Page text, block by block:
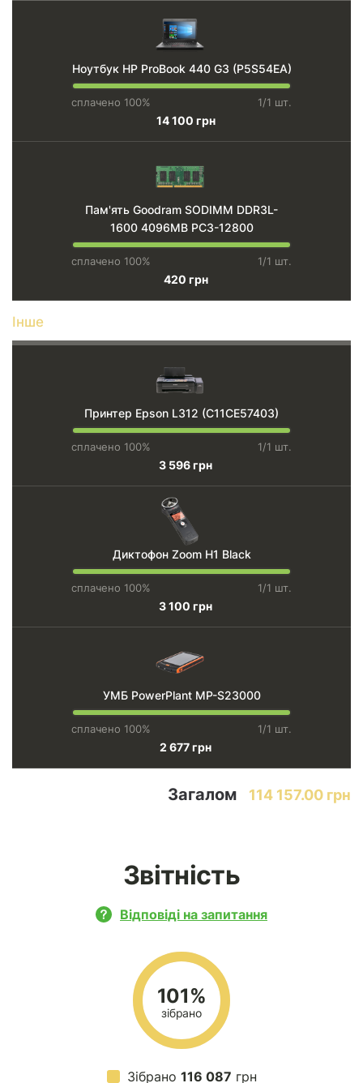
Ноутбук HP ProBook 440 G3 (P5S54EA)
сплачено 100% 1/1 шт.
14 100 грн
Пам'ять Goodram SODIMM DDR3L-
1600 4096MB PC3-12800
сплачено 100% 1/1 шт.
420 грн
Інше
Принтер Epson L312 (C11CE57403)
сплачено 100% 1/1 шт.
3 596 грн
Диктофон Zoom H1 Black
сплачено 100% 1/1 шт.
3 100 грн
УМБ PowerPlant MP-S23000
сплачено 100% 1/1 шт.
2 677 грн
Загалом 114 157.00 грн
Звітність
Відповіді на запитання
101%
зібрано
Зібрано 116 087 грн